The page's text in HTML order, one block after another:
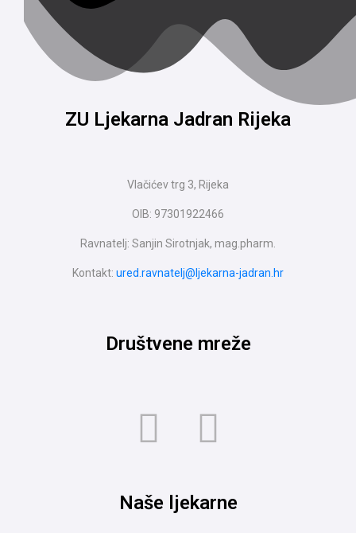
ZU Ljekarna Jadran Rijeka
Vlačićev trg 3, Rijeka
OIB: 97301922466
Ravnatelj: Sanjin Sirotnjak, mag.pharm.
Kontakt: ured.ravnatelj@ljekarna-jadran.hr
Društvene mreže
Naše ljekarne